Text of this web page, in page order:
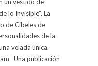
un vestido de
lo Invisible”. La
de Cibeles de
de la
velada única.
Una publicación